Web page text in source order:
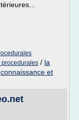
procedurales / la
connaissance et